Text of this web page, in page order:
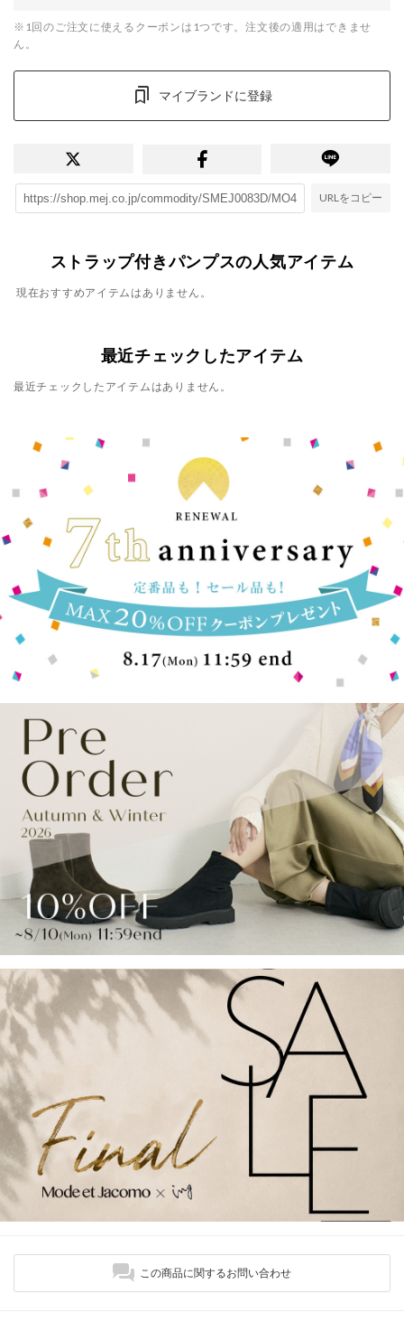
※1回のご注文に使えるクーポンは1つです。注文後の適用はできませ
ん。
マイブランドに登録
URLをコピー
ストラップ付きパンプスの人気アイテム
現在おすすめアイテムはありません。
最近チェックしたアイテム
最近チェックしたアイテムはありません。
この商品に関するお問い合わせ